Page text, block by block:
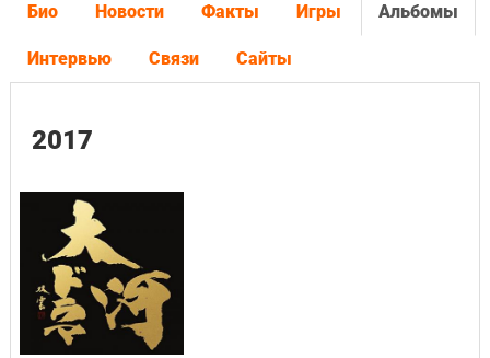
Био Новости Факты Игры Альбомы
Интервью Связи Сайты
2017